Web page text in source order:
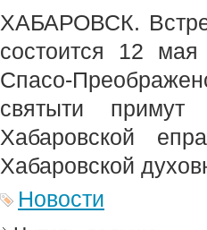
ХАБАРОВСК.
состоится 12
Спасо-
святыти
Хабаровской
Хабаровской
Новости